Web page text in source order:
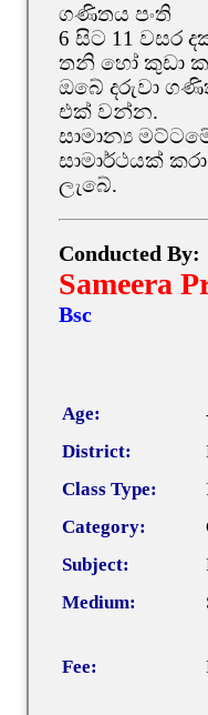
ගණිතය පංති
6 සිට 11 වසර
තනි හෝ කුඩා
ඔබේ දරුවා
එක් වන්න.
සාමාන්‍ය
සාමාර්ථයක්
ලැබේ.
Conducted By:
Sameera
Bsc
Age:
District:
Class Type:
Category:
Subject:
Medium:
Fee: